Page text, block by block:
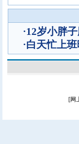
·12岁小胖
·白天忙上
[网